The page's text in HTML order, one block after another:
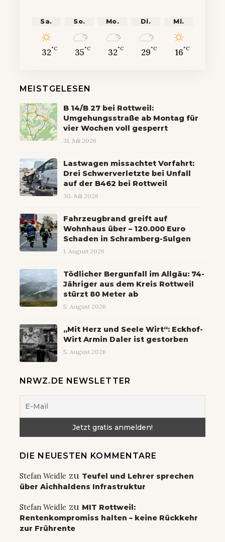
Sa.
32°C
So.
35°C
Mo.
32°C
Di.
29°C
Mi.
16°C
MEISTGELESEN
B 14/B 27 bei Rottweil:
Umgehungsstraße ab Montag für
vier Wochen voll gesperrt
31. Juli 2026
Lastwagen missachtet Vorfahrt:
Drei Schwerverletzte bei Unfall
auf der B462 bei Rottweil
30. Juli 2026
Fahrzeugbrand greift auf
Wohnhaus über – 120.000 Euro
Schaden in Schramberg-Sulgen
1. August 2026
Tödlicher Bergunfall im Allgäu: 74-
Jähriger aus dem Kreis Rottweil
stürzt 80 Meter ab
5. August 2026
„Mit Herz und Seele Wirt“: Eckhof-
Wirt Armin Daler ist gestorben
5. August 2026
NRWZ.DE NEWSLETTER
DIE NEUESTEN KOMMENTARE
Stefan Weidle zu Teufel und Lehrer sprechen
über Aichhaldens Infrastruktur
Stefan Weidle zu MIT Rottweil:
Rentenkompromiss halten – keine Rückkehr
zur Frührente